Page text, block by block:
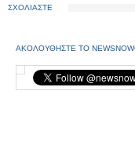
ΣΧΟΛΙΑΣΤΕ
ΑΚΟΛΟΥΘΗΣΤΕ ΤΟ